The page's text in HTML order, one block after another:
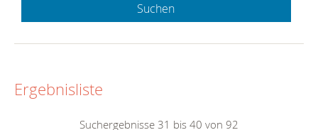
Suchen
Ergebnisliste
Suchergebnisse 31 bis 40 von 92